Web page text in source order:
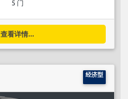
5 门
查看详情...
经济型